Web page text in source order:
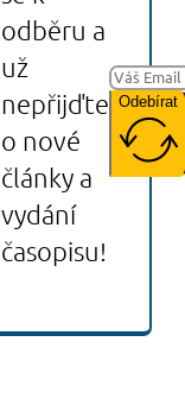
odběru a
už
nepřijďte
o nové
články a
vydání
časopisu!
Odebírat